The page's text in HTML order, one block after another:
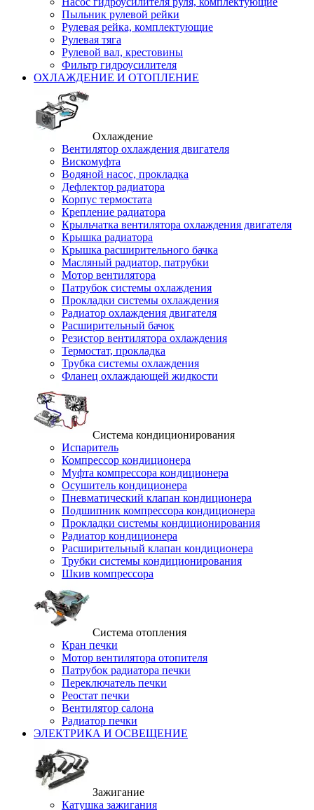
Пыльник рулевой рейки
Рулевая рейка, комплектующие
Рулевая тяга
Рулевой вал, крестовины
Фильтр гидроусилителя
ОХЛАЖДЕНИЕ И ОТОПЛЕНИЕ
Охлаждение
Вентилятор охлаждения двигателя
Вискомуфта
Водяной насос, прокладка
Дефлектор радиатора
Корпус термостата
Крепление радиатора
Крыльчатка вентилятора охлаждения двигателя
Крышка радиатора
Крышка расширительного бачка
Масляный радиатор, патрубки
Мотор вентилятора
Патрубок системы охлаждения
Прокладки системы охлаждения
Радиатор охлаждения двигателя
Расширительный бачок
Резистор вентилятора охлаждения
Термостат, прокладка
Трубка системы охлаждения
Фланец охлаждающей жидкости
Система кондиционирования
Испаритель
Компрессор кондиционера
Муфта компрессора кондиционера
Осушитель кондиционера
Пневматический клапан кондиционера
Подшипник компрессора кондиционера
Прокладки системы кондиционирования
Радиатор кондиционера
Расширительный клапан кондиционера
Трубки системы кондиционирования
Шкив компрессора
Система отопления
Кран печки
Мотор вентилятора отопителя
Патрубок радиатора печки
Переключатель печки
Реостат печки
Вентилятор салона
Радиатор печки
ЭЛЕКТРИКА И ОСВЕЩЕНИЕ
Зажигание
Катушка зажигания